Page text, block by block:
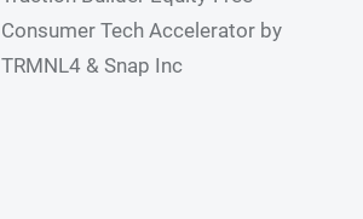
Consumer Tech Accelerator by
TRMNL4 & Snap Inc